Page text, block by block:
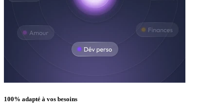
100% adapté à vos besoins